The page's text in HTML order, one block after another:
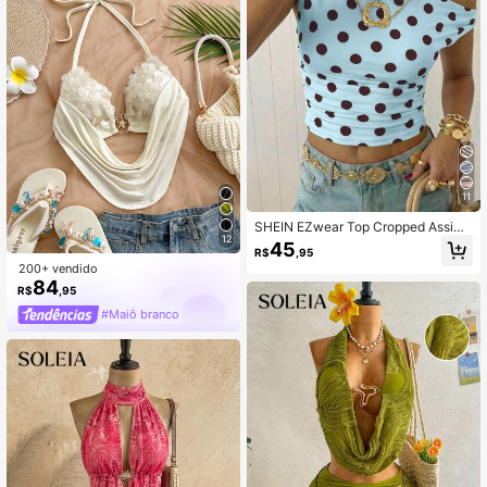
op com Decote Halter Bordado de S
equin Azul e Saia Curta com Fenda
de Cintura Baixa para Mulheres, Ro
upa de Festival de Música
12
200+ vendido
R$84,95
#Maiô branco
11
SHEIN EZwear Top Cropped Assimé
trica Franzida Feminina
R$45 ,95